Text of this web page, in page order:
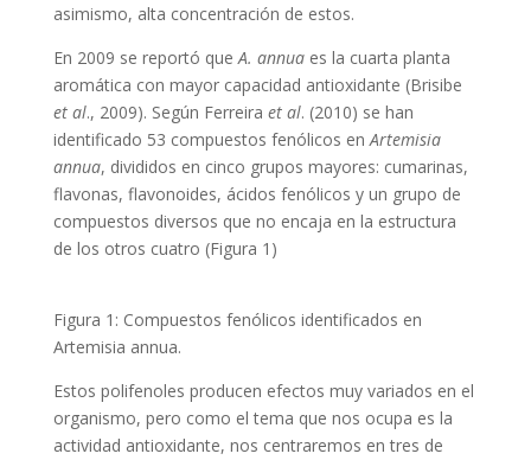
asimismo, alta concentración de estos.
En 2009 se reportó queA. annua es la cuarta planta
aromática con mayor capacidad antioxidante (Brisibe
et al., 2009). Según Ferreira et al. (2010) se han
identificado 53 compuestos fenólicos enArtemisia
annua, divididos en cinco grupos mayores: cumarinas,
flavonas, flavonoides, ácidos fenólicos y un grupo de
compuestos diversos que no encaja en la estructura
de los otros cuatro (Figura 1)
Figura 1: Compuestos fenólicos identificados en
Artemisia annua.
Estos polifenoles producen efectos muy variados en el
organismo, pero como el tema que nos ocupa es la
actividad antioxidante, nos centraremos en tres de